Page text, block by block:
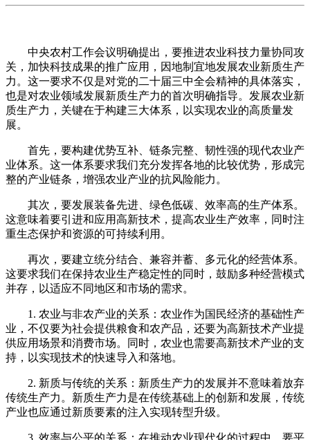
中央农村工作会议明确提出，要推进农业科技力量协同攻
关，加快科技成果的推广应用，因地制宜地发展农业新质生产
力。这一要求不仅是对党的二十届三中全会精神的具体落实，
也是对农业领域发展新质生产力的首次明确指导。发展农业新
质生产力，关键在于构建三大体系，以实现农业的高质量发
展。
首先，要构建优势互补、链条完整、韧性强的现代农业产
业体系。这一体系要求我们充分发挥各地的比较优势，形成完
整的产业链条，增强农业产业的抗风险能力。
其次，要发展装备先进、绿色低碳、效率高的生产体系。
这意味着要引进和应用高新技术，提高农业生产效率，同时注
重生态保护和资源的可持续利用。
再次，要建立统分结合、兼容并蓄、多元化的经营体系。
这要求我们在保持农业生产稳定性的同时，鼓励多种经营模式
并存，以适应不同地区和市场的需求。
1. 农业与非农产业的关系：农业作为国民经济的基础性产
业，不仅要为社会提供粮食和农产品，还要为高新技术产业提
供应用场景和消费市场。同时，农业也需要高新技术产业的支
持，以实现技术的快速导入和落地。
2. 新质与传统的关系：新质生产力的发展并不意味着放弃
传统生产力。新质生产力是在传统基础上的创新和发展，传统
产业也应通过新质要素的注入实现转型升级。
3. 效率与公平的关系：在推动农业现代化的过程中，要平